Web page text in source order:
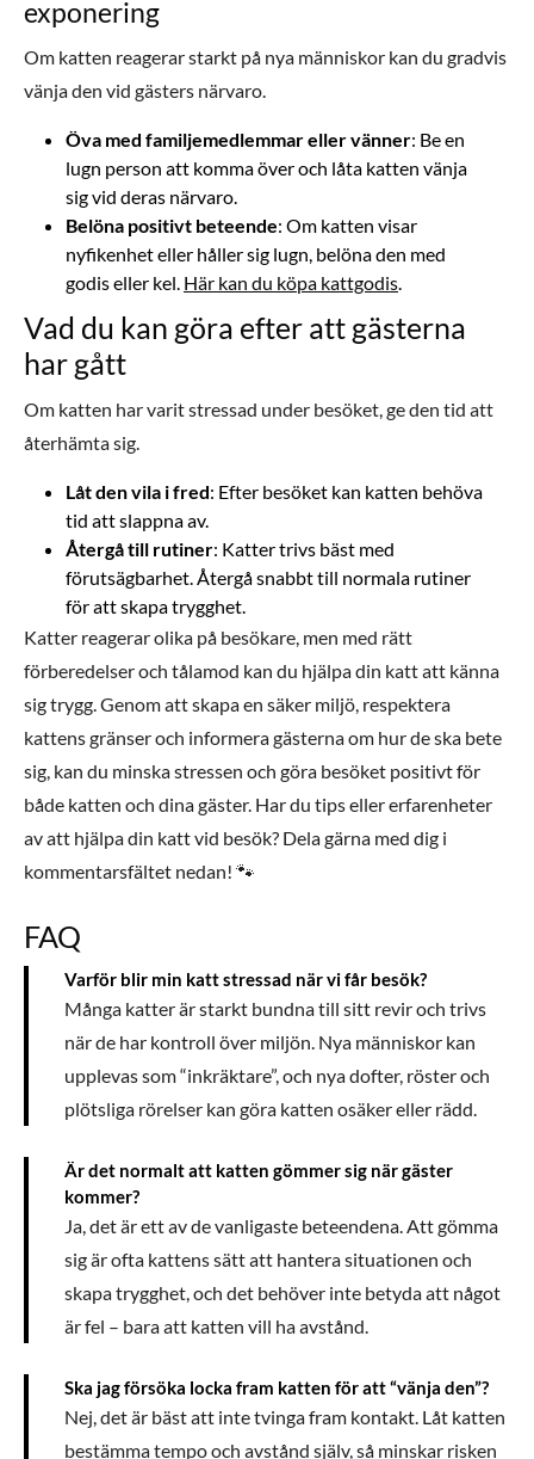
exponering
Om katten reagerar starkt på nya människor kan du gradvis
vänja den vid gästers närvaro.
Öva med familjemedlemmar eller vänner: Be en
lugn person att komma över och låta katten vänja
sig vid deras närvaro.
Belöna positivt beteende: Om katten visar
nyfikenhet eller håller sig lugn, belöna den med
godis eller kel. Här kan du köpa kattgodis
Vad du kan göra efter att gästerna
har gått
Om katten har varit stressad under besöket, ge den tid att
återhämta sig.
Låt den vila i fred: Efter besöket kan katten behöva
tid att slappna av.
Återgå till rutiner: Katter trivs bäst med
förutsägbarhet. Återgå snabbt till normala rutiner
för att skapa trygghet.
Katter reagerar olika på besökare, men med rätt
förberedelser och tålamod kan du hjälpa din katt att känna
sig trygg. Genom att skapa en säker miljö, respektera
kattens gränser och informera gästerna om hur de ska bete
sig, kan du minska stressen och göra besöket positivt för
både katten och dina gäster. Har du tips eller erfarenheter
av att hjälpa din katt vid besök? Dela gärna med dig i
kommentarsfältet nedan! 🐾
FAQ
Varför blir min katt stressad när vi får besök?
Många katter är starkt bundna till sitt revir och trivs
när de har kontroll över miljön. Nya människor kan
upplevas som “inkräktare”, och nya dofter, röster och
plötsliga rörelser kan göra katten osäker eller rädd.
Är det normalt att katten gömmer sig när gäster
kommer?
Ja, det är ett av de vanligaste beteendena. Att gömma
sig är ofta kattens sätt att hantera situationen och
skapa trygghet, och det behöver inte betyda att något
är fel – bara att katten vill ha avstånd.
Ska jag försöka locka fram katten för att “vänja den”?
Nej, det är bäst att inte tvinga fram kontakt. Låt katten
bestämma tempo och avstånd själv, så minskar risken